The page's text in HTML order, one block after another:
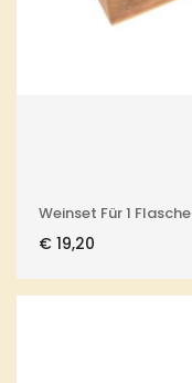
Weinset Für 1 Flasche
€ 19,20